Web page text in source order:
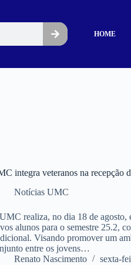
HOME
integra veteranos na recepção
Notícias UMC
realiza, no dia 18 de agosto,
alunos para o semestre 25.2,
Visando promover um
entre os jovens…
Renato Nascimento
sexta-